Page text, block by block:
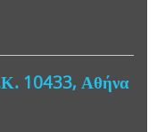
10433, Αθήνα